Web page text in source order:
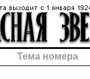
Тема номера